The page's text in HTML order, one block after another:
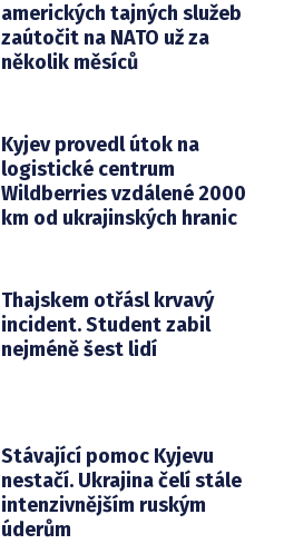
amerických tajných služeb
zaútočit na NATO už za
několik měsíců
Kyjev provedl útok na
logistické centrum
Wildberries vzdálené 2000
km od ukrajinských hranic
Thajskem otřásl krvavý
incident. Student zabil
nejméně šest lidí
Stávající pomoc Kyjevu
nestačí. Ukrajina čelí stále
intenzivnějším ruským
úderům